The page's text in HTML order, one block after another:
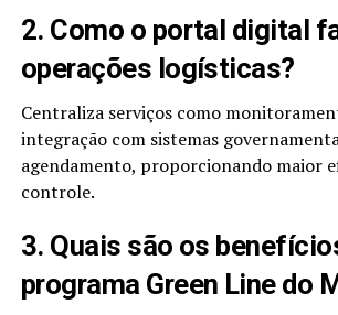
2. Como o portal digital
operações logísticas?
Centraliza serviços como
integração com sistemas
agendamento, proporcionando maior
controle.
3. Quais são os
programa Green Line do